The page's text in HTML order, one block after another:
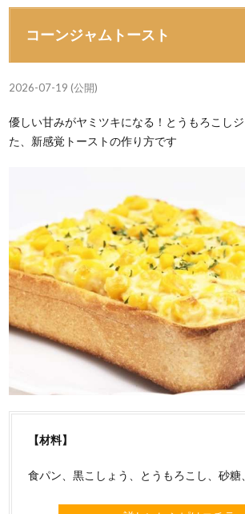
コーンジャムトースト
2026-07-19 (公開)
優しい甘みがヤミツキになる！とうもろこし
た、新感覚トーストの作り方です
【材料】
食パン、黒こしょう、とうもろこし、砂糖